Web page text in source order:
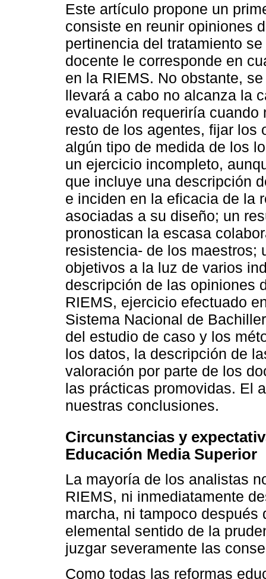
Este artículo propone un
consiste en reunir opiniones
pertinencia del tratamiento
docente le corresponde en
en la RIEMS. No obstante,
llevará a cabo no alcanza la
evaluación requeriría
resto de los agentes, fijar los
algún tipo de medida de los
un ejercicio incompleto,
que incluye una descripción
e inciden en la eficacia de la
asociadas a su diseño; un
pronostican la escasa
resistencia- de los maestros;
objetivos a la luz de varios
descripción de las opiniones
RIEMS, ejercicio efectuado
Sistema Nacional de
del estudio de caso y los
los datos, la descripción de
valoración por parte de los
las prácticas promovidas. El
nuestras conclusiones.
Circunstancias y
Educación Media Superior
La mayoría de los analistas
RIEMS, ni inmediatamente
marcha, ni tampoco después
elemental sentido de la
juzgar severamente las
Como todas las reformas